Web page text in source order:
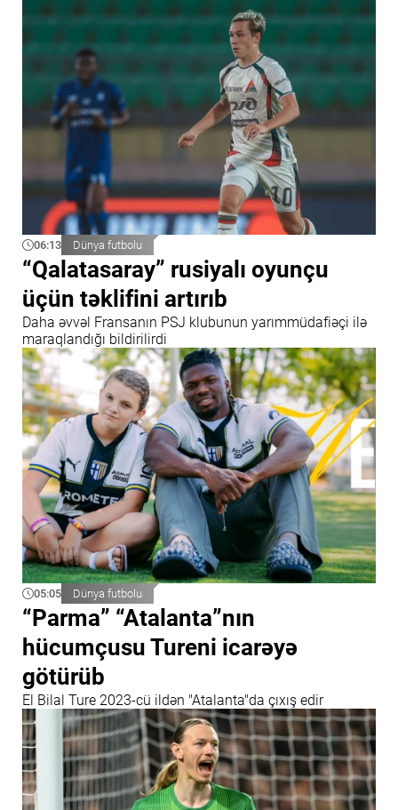
06:13 Dünya futbolu
“Qalatasaray” rusiyalı oyunçu
üçün təklifini artırıb
Daha əvvəl Fransanın PSJ klubunun yarımmüdafiəçi ilə
maraqlandığı bildirilirdi
05:05 Dünya futbolu
“Parma” “Atalanta”nın
hücumçusu Tureni icarəyə
götürüb
El Bilal Ture 2023-cü ildən "Atalanta"da çıxış edir